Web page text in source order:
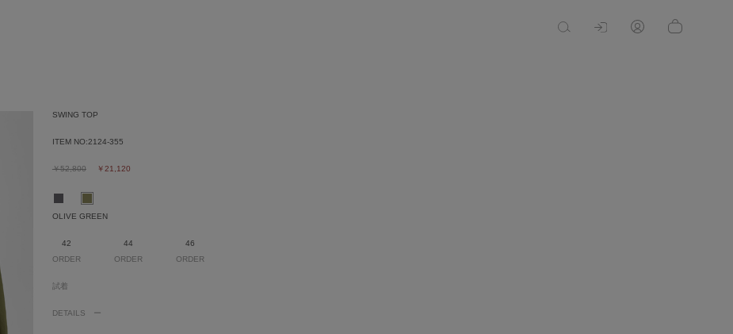
SWING TOP
ITEM NO:2124-355
￥52,800 ￥21,120
OLIVE GREEN
42
ORDER
44
ORDER
46
ORDER
試着
DETAILS